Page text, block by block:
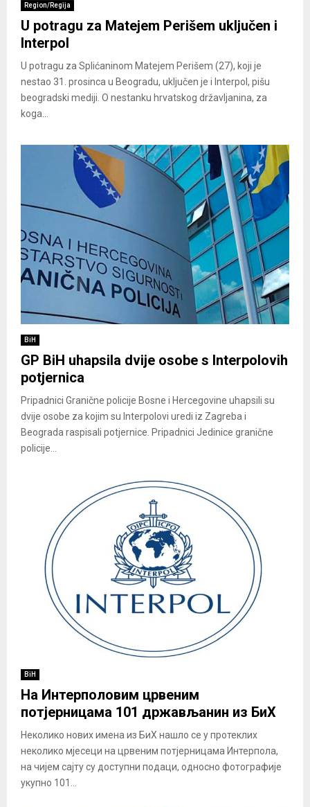
Region/Regija
U potragu za Matejem Perišem uključen i
Interpol
U potragu za Splićaninom Matejem Perišem (27), koji je
nestao 31. prosinca u Beogradu, uključen je i Interpol, pišu
beogradski mediji. O nestanku hrvatskog državljanina, za
koga...
BiH
GP BiH uhapsila dvije osobe s Interpolovih
potjernica
Pripadnici Granične policije Bosne i Hercegovine uhapsili su
dvije osobe za kojim su Interpolovi uredi iz Zagreba i
Beograda raspisali potjernice. Pripadnici Jedinice granične
policije...
BiH
На Интерполовим црвеним
потјерницама 101 држављанин из БиХ
Неколико нових имена из БиХ нашло се у протеклих
неколико мјесеци на црвеним потјерницама Интерпола,
на чијем сајту су доступни подаци, односно фотографије
укупно 101...